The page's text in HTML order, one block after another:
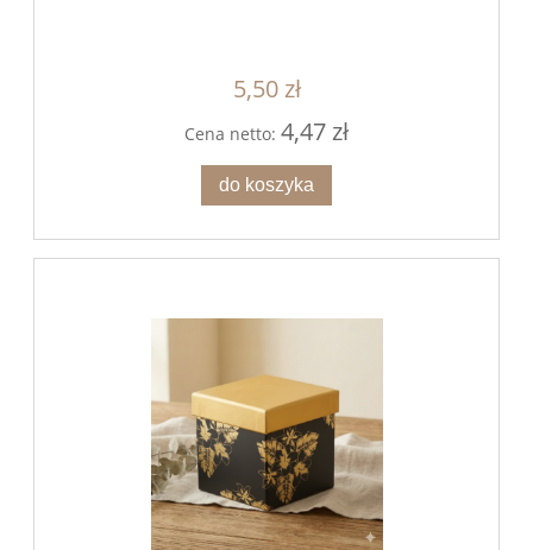
5,50 zł
Cena netto: 4,47 zł
do koszyka